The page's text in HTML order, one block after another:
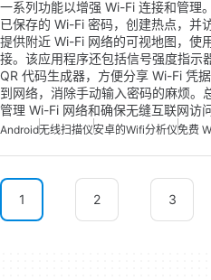
一系列功能以增强 Wi-Fi 连接和管理
已保存的 Wi-Fi 密码，创建热点，并
提供附近 Wi-Fi 网络的可视地图，使
接。该应用程序还包括信号强度指示
QR 代码生成器，方便分享 Wi-Fi 凭
到网络，消除手动输入密码的麻烦。
管理 Wi-Fi 网络和确保无缝互联网访
Android无线扫描仪安卓的wifi分析仪免费
1 2 3